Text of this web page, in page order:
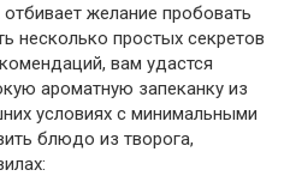
желание пробовать
несколько простых секретов
вам удастся
ароматную запеканку из
условиях с минимальными
блюдо из творога,